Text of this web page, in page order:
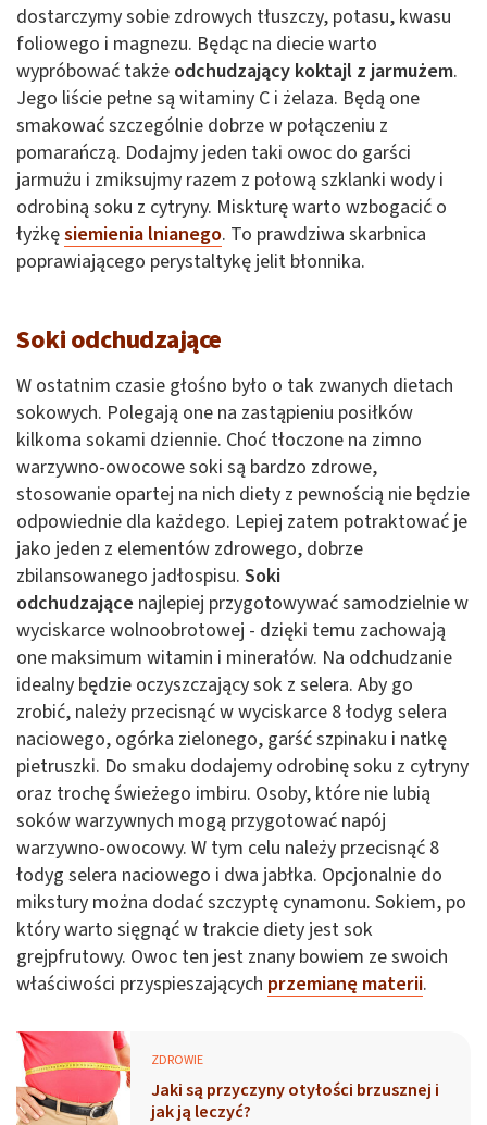
dostarczymy sobie zdrowych tłuszczy, potasu, kwasu
foliowego i magnezu. Będąc na diecie warto
wypróbować także odchudzający koktajl z jarmużem.
Jego liście pełne są witaminy C i żelaza. Będą one
smakować szczególnie dobrze w połączeniu z
pomarańczą. Dodajmy jeden taki owoc do garści
jarmużu i zmiksujmy razem z połową szklanki wody i
odrobiną soku z cytryny. Miskturę warto wzbogacić o
łyżkęsiemienia lnianego. To prawdziwa skarbnica
poprawiającego perystaltykę jelit błonnika.
Soki odchudzające
W ostatnim czasie głośno było o tak zwanych dietach
sokowych. Polegają one na zastąpieniu posiłków
kilkoma sokami dziennie. Choć tłoczone na zimno
warzywno-owocowe soki są bardzo zdrowe,
stosowanie opartej na nich diety z pewnością nie będzie
odpowiednie dla każdego. Lepiej zatem potraktować je
jako jeden z elementów zdrowego, dobrze
zbilansowanego jadłospisu. Soki
odchudzające najlepiej przygotowywać samodzielnie w
wyciskarce wolnoobrotowej - dzięki temu zachowają
one maksimum witamin i minerałów. Na odchudzanie
idealny będzie oczyszczający sok z selera. Aby go
zrobić, należy przecisnąć w wyciskarce 8 łodyg selera
naciowego, ogórka zielonego, garść szpinaku i natkę
pietruszki. Do smaku dodajemy odrobinę soku z cytryny
oraz trochę świeżego imbiru. Osoby, które nie lubią
soków warzywnych mogą przygotować napój
warzywno-owocowy. W tym celu należy przecisnąć 8
łodyg selera naciowego i dwa jabłka. Opcjonalnie do
mikstury można dodać szczyptę cynamonu. Sokiem, po
który warto sięgnąć w trakcie diety jest sok
grejpfrutowy. Owoc ten jest znany bowiem ze swoich
właściwości przyspieszających przemianę materii.
ZDROWIE
Jaki są przyczyny otyłości brzusznej i
jak ją leczyć?